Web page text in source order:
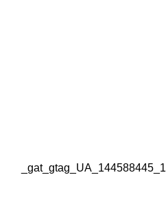
_gat_gtag_UA_144588445_1